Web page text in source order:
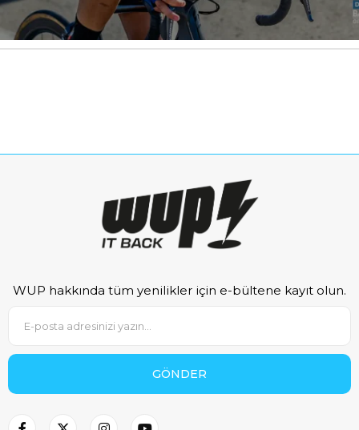
WUP hakkında tüm yenilikler için e-bültene kayıt olun.
GÖNDER